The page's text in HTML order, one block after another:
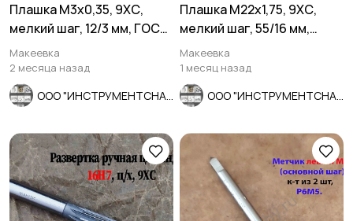
Плашка М3х0,35, 9ХС,
мелкий шаг, 12/3 мм, ГОСТ
7740-71, сделано в СССР
Макеевка
2 месяца назад
Плашка М22х1,75, 9ХС,
мелкий шаг, 55/16 мм,
ГОСТ 7740-71
Макеевка
1 месяц назад